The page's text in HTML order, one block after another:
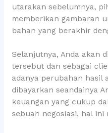
utarakan sebelumnya,
memberikan gambaran
bahan yang berakhir
Selanjutnya, Anda akan
tersebut dan sebagai
adanya perubahan hasil
dibayarkan seandainya
keuangan yang cukup
sebuah negosiasi, hal